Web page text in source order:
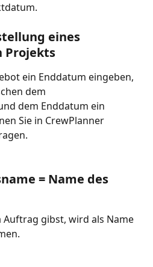
eines
Projekts
ein Enddatum eingeben,
dem
dem Enddatum ein
Sie in CrewPlanner
= Name des
Auftrag gibst, wird als Name